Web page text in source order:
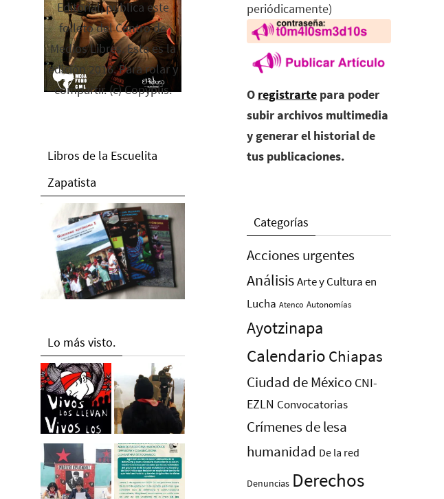
Editorial, publica este
folleto del Centro de
Medios Libres. Esta es la
edición 2016. Para rolar y
compartir. (c) Copyplis.
Libros de la Escuelita
Zapatista
Lo más visto.
periódicamente)
O registrarte para poder
subir archivos multimedia
y generar el historial de
tus publicaciones.
Categorías
Acciones urgentes
AnálisisArte y Cultura en
Lucha Atenco Autonomías
Ayotzinapa
Calendario Chiapas
Ciudad de México CNI-
EZLN Convocatorias
Crímenes de lesa
humanidad De la red
Denuncias Derechos